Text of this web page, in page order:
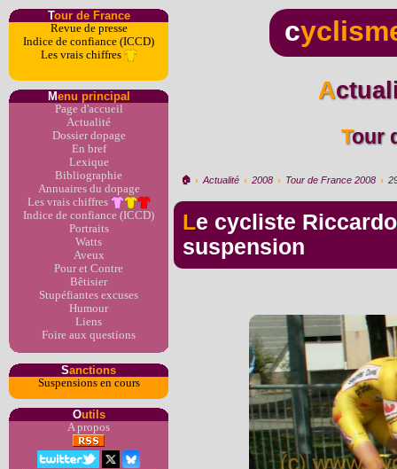
Tour de France
Revue de presse
Indice de confiance (ICCD)
Les vrais chiffres
Menu principal
Page d'accueil
Actualité
Dossier dopage
En bref
Lexique
Bibliographie
Annuaires du dopage
Les vrais chiffres
Indice de confiance (ICCD)
Portraits
Watts
Aveux
Pour et Contre
Bêtisier
Stupéfiantes excuses
Humour
Liens
Foire aux questions
Sanctions
Suspensions en cours
Outils
A propos
c
🏠︎ › Actualité › 2008 › Tour de France 2008 ›
Le cycliste Riccardo Ricco risque 20 mois de
suspension